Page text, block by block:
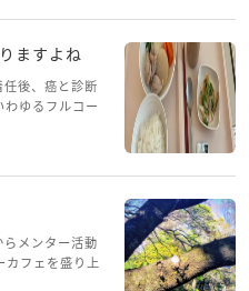
ますよね
後、癌と診断
ゆるフルコー
ェに来られて
落ちパソコン
メンター活動
カフェを盛り上
てブログを投